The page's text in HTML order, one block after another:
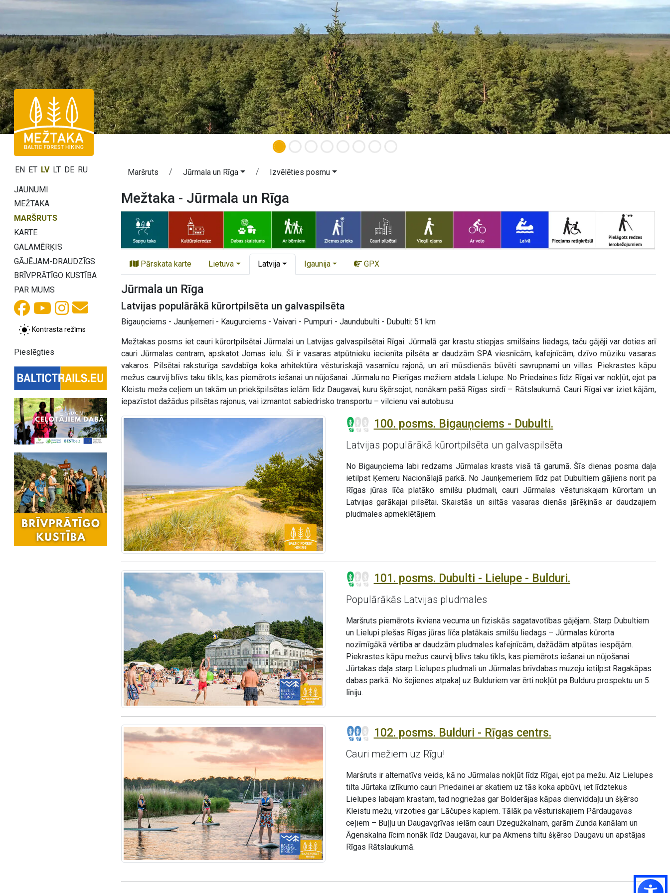
EN ET LV LT DE RU
JAUNUMI
MEŽTAKA
MARŠRUTS
KARTE
GALAMĒRĶIS
GĀJĒJAM-DRAUDZĪGS
BRĪVPRĀTĪGO KUSTĪBA
PAR MUMS
Kontrasta režīms
Pieslēgties
Maršruts Jūrmala un Rīga Izvēlēties posmu
Mežtaka - Jūrmala un Rīga
Pārskata karte Lietuva Latvija Igaunija GPX
Jūrmala un Rīga
Latvijas populārākā kūrortpilsēta un galvaspilsēta
Bigauņciems - Jaunķemeri - Kaugurciems - Vaivari - Pumpuri - Jaundubulti - Dubulti: 51 km
Mežtakas posms iet cauri kūrortpilsētai Jūrmalai un Latvijas galvaspilsētai Rīgai. Jūrmalā gar krastu stiepjas smilšains liedags, taču gājēji var doties arī
cauri Jūrmalas centram, apskatot Jomas ielu. Šī ir vasaras atpūtnieku iecienīta pilsēta ar daudzām SPA viesnīcām, kafejnīcām, dzīvo mūziku vasaras
vakaros. Pilsētai raksturīga savdabīga koka arhitektūra vēsturiskajā vasarnīcu rajonā, un arī mūsdienās būvēti savrupnami un villas. Piekrastes kāpu
mežus caurvij blīvs taku tīkls, kas piemērots iešanai un nūjošanai. Jūrmalu no Pierīgas mežiem atdala Lielupe. No Priedaines līdz Rīgai var nokļūt, ejot pa
Kleistu meža ceļiem un takām un priekšpilsētas ielām līdz Daugavai, kuru šķērsojot, nonākam pašā Rīgas sirdī – Rātslaukumā. Cauri Rīgai var iziet kājām,
iepazīstot dažādus pilsētas rajonus, vai izmantot sabiedrisko transportu – vilcienu vai autobusu.
100. posms. Bigauņciems - Dubulti.
Latvijas populārākā kūrortpilsēta un galvaspilsēta
No Bigauņciema labi redzams Jūrmalas krasts visā tā garumā. Šīs dienas posma daļa
ietilpst Ķemeru Nacionālajā parkā. No Jaunķemeriem līdz pat Dubultiem gājiens norit pa
Rīgas jūras līča platāko smilšu pludmali, cauri Jūrmalas vēsturiskajam kūrortam un
Latvijas garākajai pilsētai. Skaistās un siltās vasaras dienās jārēķinās ar daudzajiem
pludmales apmeklētājiem.
101. posms. Dubulti - Lielupe - Bulduri.
Populārākās Latvijas pludmales
Maršruts piemērots ikviena vecuma un fiziskās sagatavotības gājējam. Starp Dubultiem
un Lielupi plešas Rīgas jūras līča platākais smilšu liedags – Jūrmalas kūrorta
nozīmīgākā vērtība ar daudzām pludmales kafejnīcām, dažādām atpūtas iespējām.
Piekrastes kāpu mežus caurvij blīvs taku tīkls, kas piemērots iešanai un nūjošanai.
Jūrtakas daļa starp Lielupes pludmali un Jūrmalas brīvdabas muzeju ietilpst Ragakāpas
dabas parkā. No šejienes atpakaļ uz Bulduriem var ērti nokļūt pa Bulduru prospektu un 5.
līniju.
102. posms. Bulduri - Rīgas centrs.
Cauri mežiem uz Rīgu!
Maršruts ir alternatīvs veids, kā no Jūrmalas nokļūt līdz Rīgai, ejot pa mežu. Aiz Lielupes
tilta Jūrtaka izlīkumo cauri Priedainei ar skatiem uz tās koka apbūvi, iet līdztekus
Lielupes labajam krastam, tad nogriežas gar Bolderājas kāpas dienviddaļu un šķērso
Kleistu mežu, virzoties gar Lāčupes kapiem. Tālāk pa vēsturiskajiem Pārdaugavas
ceļiem – Buļļu un Daugavgrīvas ielām cauri Dzegužkalnam, garām Zunda kanālam un
Āgenskalna līcim nonāk līdz Daugavai, kur pa Akmens tiltu šķērso Daugavu un apstājas
Rīgas Rātslaukumā.